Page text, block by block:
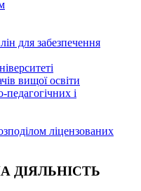
для забезпечення
вищої освіти
і
ліцензoваних
ДІЯЛЬНІСТЬ